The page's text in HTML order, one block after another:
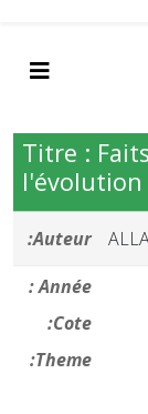
Titre :
Auteur:
Année :
Cote:
Theme: